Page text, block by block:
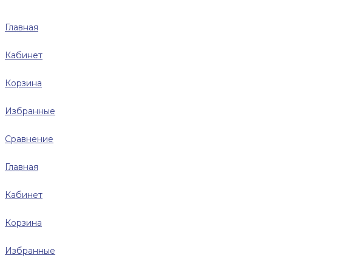
Главная
Кабинет
Корзина
Избранные
Сравнение
Главная
Кабинет
Корзина
Избранные